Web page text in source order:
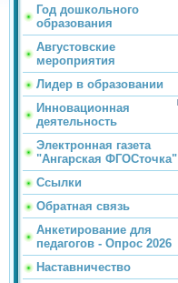
Год дошкольного
образования
Августовские
мероприятия
Лидер в образовании
Инновационная
деятельность
Электронная газета
"Ангарская ФГОСточка"
Ссылки
Обратная связь
Анкетирование для
педагогов - Опрос 2026
Наставничество